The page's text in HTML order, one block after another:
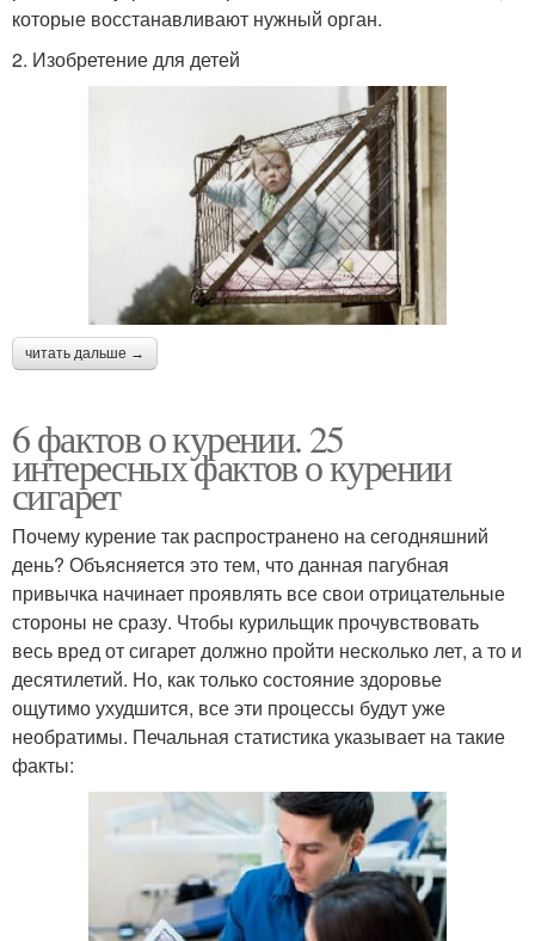
которые восстанавливают нужный орган.
2. Изобретение для детей
читать дальше →
6 фактов о курении. 25
интересных фактов о курении
сигарет
Почему курение так распространено на сегодняшний
день? Объясняется это тем, что данная пагубная
привычка начинает проявлять все свои отрицательные
стороны не сразу. Чтобы курильщик прочувствовать
весь вред от сигарет должно пройти несколько лет, а то и
десятилетий. Но, как только состояние здоровье
ощутимо ухудшится, все эти процессы будут уже
необратимы. Печальная статистика указывает на такие
факты: